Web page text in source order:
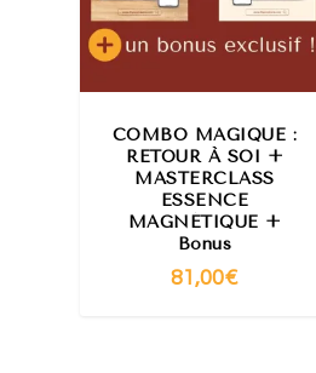
COMBO MAGIQUE :
RETOUR À SOI +
MASTERCLASS
ESSENCE
MAGNÉTIQUE +
Bonus
81,00€